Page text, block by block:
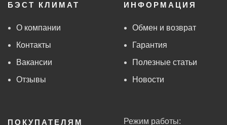
БЭСТ КЛИМАТ
О компании
Контакты
Вакансии
Отзывы
ИНФОРМАЦИЯ
Обмен и возврат
Гарантия
Полезные статьи
Новости
ПОКУПАТЕЛЯМ
Режим работы: